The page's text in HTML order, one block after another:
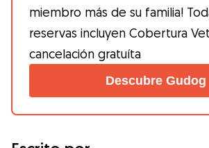
miembro más de su familia!
reservas incluyen Cobertura
cancelación gratuíta
Descubre Gudog